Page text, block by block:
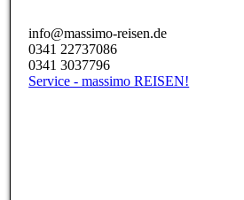
info@massimo-reisen.de
0341 22737086
0341 3037796
Service - massimo REISEN!